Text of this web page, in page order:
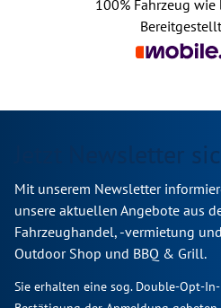
100%Fahrzeug wie
Jetzt Newsletter
Mit unserem Newsletter
unsere aktuellen Angebote aus
Fahrzeughandel, -vermietung
Outdoor Shop und BBQ & Grill.
Sie erhalten eine sog. Double-Opt-